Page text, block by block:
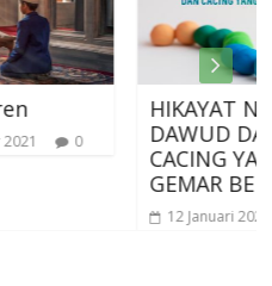
0
HIKAYAT NABI
DAWUD DAN
CACING YANG
GEMAR BERZIKIR
12 Januari 2024 0